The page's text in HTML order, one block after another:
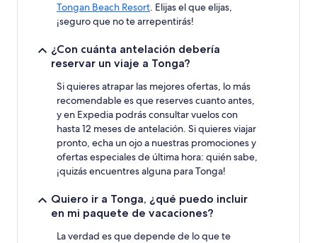
Tongan Beach Resort. Elijas el que elijas,
¡seguro que no te arrepentirás!
¿Con cuánta antelación debería
reservar un viaje a Tonga?
Si quieres atrapar las mejores ofertas, lo más
recomendable es que reserves cuanto antes,
y en Expedia podrás consultar vuelos con
hasta 12 meses de antelación. Si quieres viajar
pronto, echa un ojo a nuestras promociones y
ofertas especiales de última hora: quién sabe,
¡quizás encuentres alguna para Tonga!
Quiero ir a Tonga, ¿qué puedo incluir
en mi paquete de vacaciones?
La verdad es que depende de lo que te